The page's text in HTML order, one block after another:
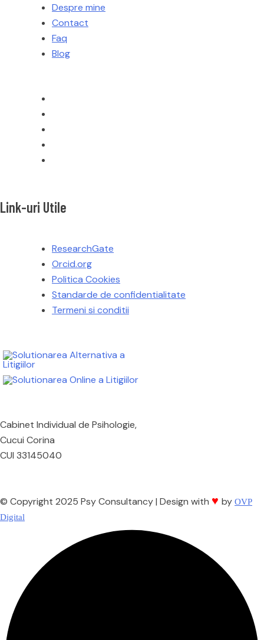
Despre mine
Contact
Faq
Blog
Link-uri Utile
ResearchGate
Orcid.org
Politica Cookies
Standarde de confidentialitate
Termeni si conditii
Cabinet Individual de Psihologie,
Cucui Corina
CUI 33145040
© Copyright 2025 Psy Consultancy | Design with ♥ by OVP
Digital